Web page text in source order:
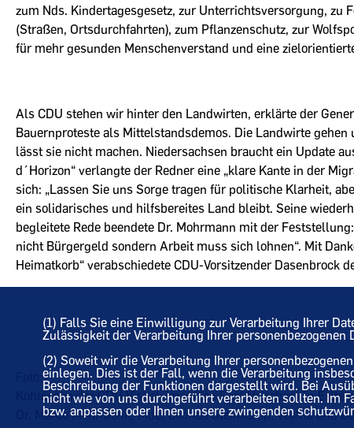
zum Nds. Kindertagesgesetz, zur Unterrichtsversorgung, zu
(Straßen, Ortsdurchfahrten), zum Pflanzenschutz, zur
für mehr gesunden Menschenverstand und eine
Als CDU stehen wir hinter den Landwirten, erklärte der
Bauernproteste als Mittelstandsdemos. Die Landwirte gehen
lässt sie nicht machen. Niedersachsen braucht ein Update
d´Horizon“ verlangte der Redner eine „klare Kante in der
sich: „Lassen Sie uns Sorge tragen für politische Klarheit,
ein solidarisches und hilfsbereites Land bleibt. Seine
begleitete Rede beendete Dr. Mohrmann mit der
nicht Bürgergeld sondern Arbeit muss sich lohnen“. Mit
Heimatkorb“ verabschiedete CDU-Vorsitzender Dasenbrock
Kohlessen der CDU Visbek im vollen Saal Hogeback in
Dr. Marco Mohrmann, MdL; Jochen Steinkamp, Vechta
(1) Falls Sie eine Einwilligung zur Verarbeitung Ihrer
Zulässigkeit der Verarbeitung Ihrer
(2) Soweit wir die Verarbeitung Ihrer
einlegen. Dies ist der Fall, wenn die Verarbeitung
Beschreibung der Funktionen dargestellt wird. Bei
nicht wie von uns durchgeführt verarbeiten sollten. Im
bzw. anpassen oder Ihnen unsere zwingenden